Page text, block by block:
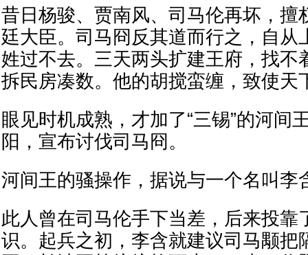
昔日杨骏、贾南风、司马伦再坏，擅
廷大臣。司马冏反其道而行之，自从
姓过不去。三天两头扩建王府，找不
拆民房凑数。他的胡搅蛮缠，致使天
眼见时机成熟，才加了“三锡”的河间
阳，宣布讨伐司马冏。
河间王的骚操作，据说与一个名叫李
此人曾在司马伦手下当差，后来投靠
识。起兵之初，李含就建议司马颙把